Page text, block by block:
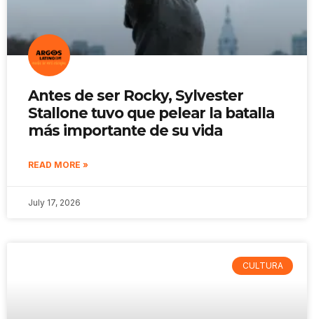
Antes de ser Rocky, Sylvester
Stallone tuvo que pelear la batalla
más importante de su vida
READ MORE »
July 17, 2026
CULTURA